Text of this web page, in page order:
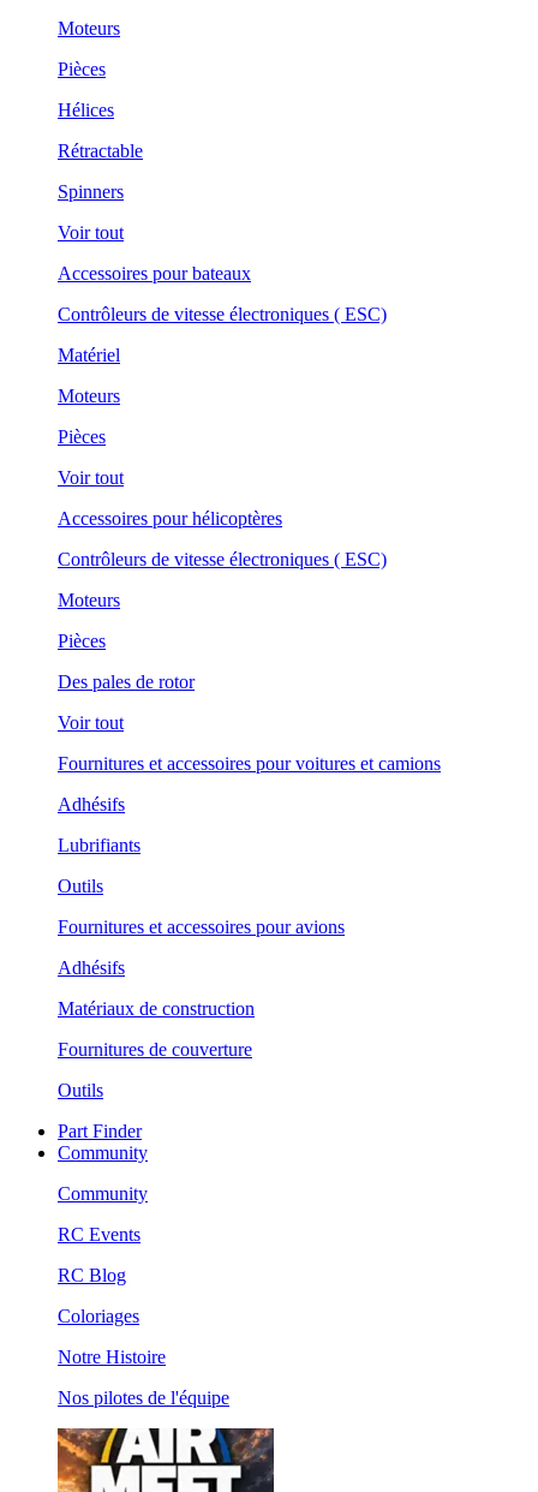
Moteurs
Pièces
Hélices
Rétractable
Spinners
Voir tout
Accessoires pour bateaux
Contrôleurs de vitesse électroniques ( ESC)
Matériel
Moteurs
Pièces
Voir tout
Accessoires pour hélicoptères
Contrôleurs de vitesse électroniques ( ESC)
Moteurs
Pièces
Des pales de rotor
Voir tout
Fournitures et accessoires pour voitures et camions
Adhésifs
Lubrifiants
Outils
Fournitures et accessoires pour avions
Adhésifs
Matériaux de construction
Fournitures de couverture
Outils
Part Finder
Community
Community
RC Events
RC Blog
Coloriages
Notre Histoire
Nos pilotes de l'équipe